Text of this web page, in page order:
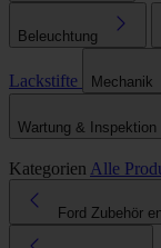
Beleuchtung
Lackstifte Mechanik
Wartung & Inspektion
Kategorien Alle
Ford Zubehör